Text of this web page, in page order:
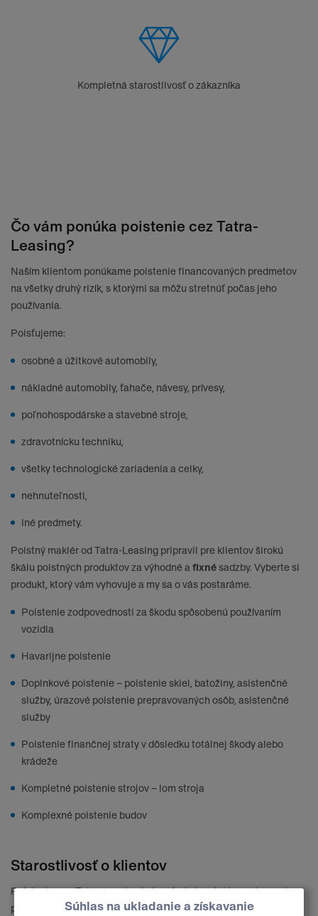
Kompletná starostlivosť o zákazníka
Čo vám ponúka poistenie cez Tatra-
Leasing?
Naším klientom ponúkame poistenie financovaných predmetov
na všetky druhý rizík, s ktorými sa môžu stretnúť počas jeho
používania.
Poisťujeme:
osobné a úžitkové automobily,
nákladné automobily, ťahače, návesy, prívesy,
poľnohospodárske a stavebné stroje,
zdravotnícku techniku,
všetky technologické zariadenia a celky,
nehnuteľnosti,
iné predmety.
Poistný maklér od Tatra-Leasing pripravil pre klientov širokú
škálu poistných produktov za výhodné a fixné sadzby. Vyberte si
produkt, ktorý vám vyhovuje a my sa o vás postaráme.
Poistenie zodpovednosti za škodu spôsobenú používaním
vozidla
Havarijne poistenie
Doplnkové poistenie – poistenie skiel, batožiny, asistenčné
služby, úrazové poistenie prepravovaných osôb, asistenčné
služby
Poistenie finančnej straty v dôsledku totálnej škody alebo
krádeže
Kompletné poistenie strojov – lom stroja
Komplexné poistenie budov
Starostlivosť o klientov
Poistenie cez Tatra-Leasing je komfortné a rýchle uzatvorenie
poistnej zmluvy. Poistné má klient zahrnuté v splátkach